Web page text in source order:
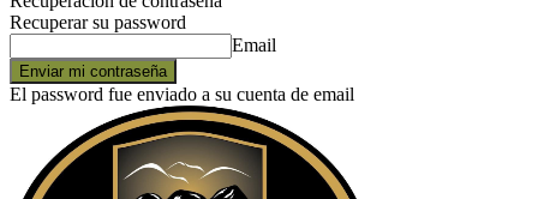
Recuperar su password
Email
El password fue enviado a su cuenta de email